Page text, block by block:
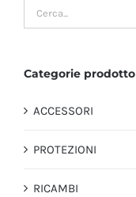
Categorie prodotto
ACCESSORI
PROTEZIONI
RICAMBI